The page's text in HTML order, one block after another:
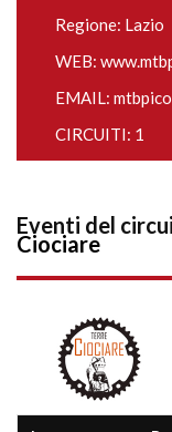
Regione: Lazio
WEB:
EMAIL:
CIRCUITI: 1
Eventi del
Ciociare